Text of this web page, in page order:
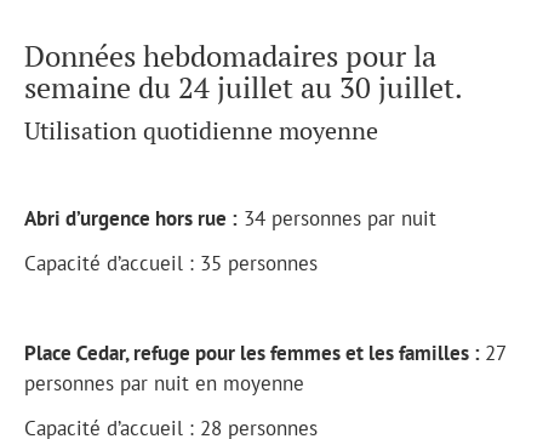
Données hebdomadaires pour la
semaine du 24 juillet au 30 juillet.
Utilisation quotidienne moyenne
Abri d’urgence hors rue : 34 personnes par nuit
Capacité d’accueil : 35 personnes
Place Cedar, refuge pour les femmes et les familles : 27
personnes par nuit en moyenne
Capacité d’accueil : 28 personnes